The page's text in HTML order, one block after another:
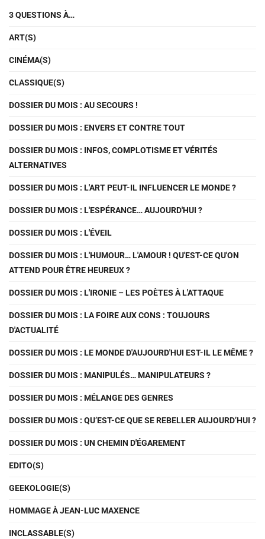
3 QUESTIONS À…
ART(S)
CINÉMA(S)
CLASSIQUE(S)
DOSSIER DU MOIS : AU SECOURS !
DOSSIER DU MOIS : ENVERS ET CONTRE TOUT
DOSSIER DU MOIS : INFOS, COMPLOTISME ET VÉRITÉS
ALTERNATIVES
DOSSIER DU MOIS : L'ART PEUT-IL INFLUENCER LE MONDE ?
DOSSIER DU MOIS : L'ESPÉRANCE… AUJOURD'HUI ?
DOSSIER DU MOIS : L'ÉVEIL
DOSSIER DU MOIS : L'HUMOUR… L'AMOUR ! QU'EST-CE QU'ON
ATTEND POUR ÊTRE HEUREUX ?
DOSSIER DU MOIS : L'IRONIE – LES POÈTES À L'ATTAQUE
DOSSIER DU MOIS : LA FOIRE AUX CONS : TOUJOURS
D'ACTUALITÉ
DOSSIER DU MOIS : LE MONDE D'AUJOURD'HUI EST-IL LE MÊME ?
DOSSIER DU MOIS : MANIPULÉS… MANIPULATEURS ?
DOSSIER DU MOIS : MÉLANGE DES GENRES
DOSSIER DU MOIS : QU’EST-CE QUE SE REBELLER AUJOURD’HUI ?
DOSSIER DU MOIS : UN CHEMIN D'ÉGAREMENT
EDITO(S)
GEEKOLOGIE(S)
HOMMAGE À JEAN-LUC MAXENCE
INCLASSABLE(S)